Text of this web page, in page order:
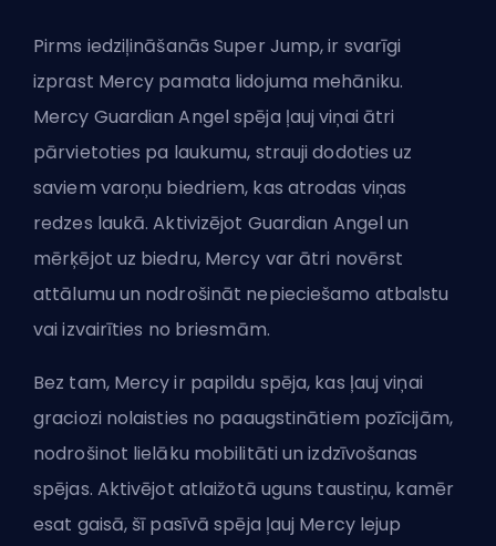
Pirms iedziļināšanās Super Jump, ir svarīgi
izprast Mercy pamata lidojuma mehāniku.
Mercy Guardian Angel spēja ļauj viņai ātri
pārvietoties pa laukumu, strauji dodoties uz
saviem varoņu biedriem, kas atrodas viņas
redzes laukā. Aktivizējot Guardian Angel un
mērķējot uz biedru, Mercy var ātri novērst
attālumu un nodrošināt nepieciešamo atbalstu
vai izvairīties no briesmām.
Bez tam, Mercy ir papildu spēja, kas ļauj viņai
graciozi nolaisties no paaugstinātiem pozīcijām,
nodrošinot lielāku mobilitāti un izdzīvošanas
spējas. Aktivējot atlaižotā uguns taustiņu, kamēr
esat gaisā, šī pasīvā spēja ļauj Mercy lejup